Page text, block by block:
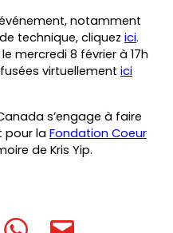
notamment
technique, cliquez ici.
mercredi 8 février à 17h
virtuellement ici
s’engage à faire
pour la Fondation Coeur
de Kris Yip.